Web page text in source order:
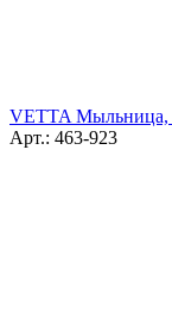
VETTA Мыльница,
Арт.: 463-923